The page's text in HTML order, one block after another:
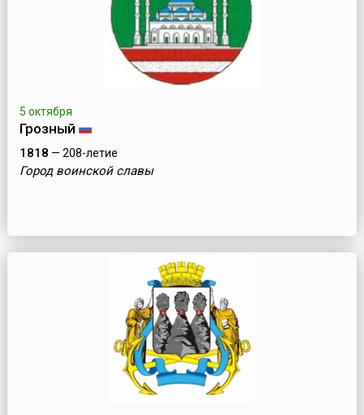
5 октября
Грозный
1818 — 208-летие
Город воинской славы